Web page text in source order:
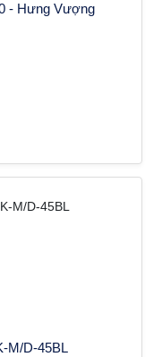
- Hưng Vượng
M/D-45BL